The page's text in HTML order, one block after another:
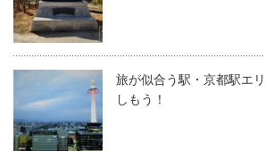
旅が似合う駅・京都駅エ
しもう！